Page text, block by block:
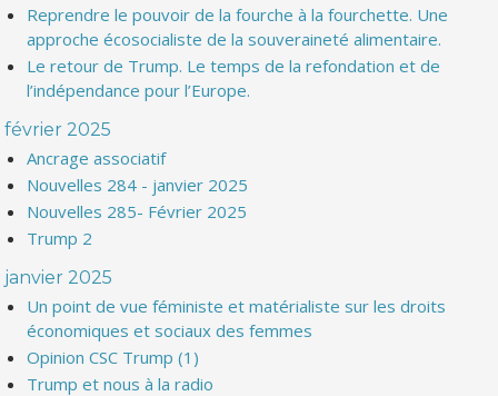
Reprendre le pouvoir de la fourche à la fourchette. Une
approche écosocialiste de la souveraineté alimentaire.
Le retour de Trump. Le temps de la refondation et de
l’indépendance pour l’Europe.
février 2025
Ancrage associatif
Nouvelles 284 - janvier 2025
Nouvelles 285- Février 2025
Trump 2
janvier 2025
Un point de vue féministe et matérialiste sur les droits
économiques et sociaux des femmes
Opinion CSC Trump (1)
Trump et nous à la radio